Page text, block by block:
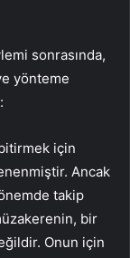
sonrasında,
yönteme
için
Ancak
takip
bir
Onun için